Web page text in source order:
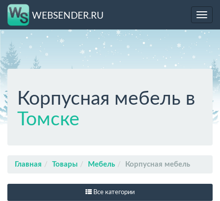
WEBSENDER.RU
Корпусная мебель в
Томске
Главная Товары Мебель Корпусная мебель
Все категории